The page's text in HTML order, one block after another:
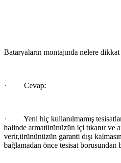
Bataryaların montajında nelere
· Cevap:
·
Yeni hiç kullanılmamış
halinde armatürünüzün içi tıkanır ve
verir,ürününüzün garanti dışı
bağlamadan önce tesisat borusundan